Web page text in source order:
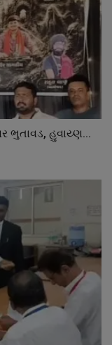
ભુતાવડ, હુવાય્ણ...